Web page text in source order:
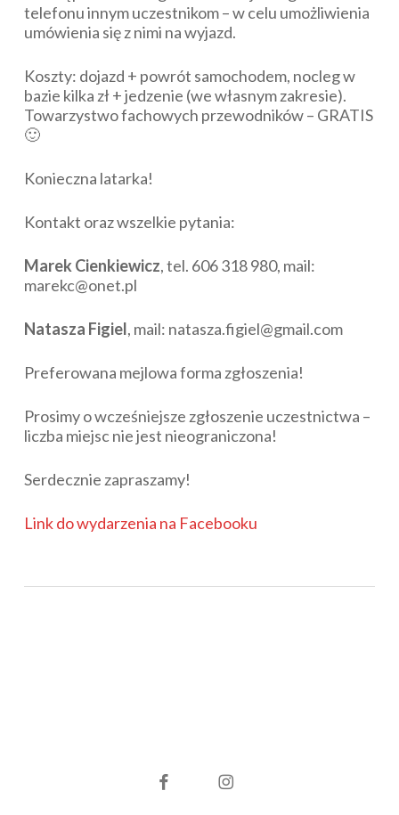
telefonu innym uczestnikom – w celu umożliwienia
umówienia się z nimi na wyjazd.
Koszty: dojazd + powrót samochodem, nocleg w
bazie kilka zł + jedzenie (we własnym zakresie).
Towarzystwo fachowych przewodników – GRATIS
🙂
Konieczna latarka!
Kontakt oraz wszelkie pytania:
Marek Cienkiewicz, tel. 606 318 980, mail:
marekc@onet.pl
Natasza Figiel, mail: natasza.figiel@gmail.com
Preferowana mejlowa forma zgłoszenia!
Prosimy o wcześniejsze zgłoszenie uczestnictwa –
liczba miejsc nie jest nieograniczona!
Serdecznie zapraszamy!
Link do wydarzenia na Facebooku